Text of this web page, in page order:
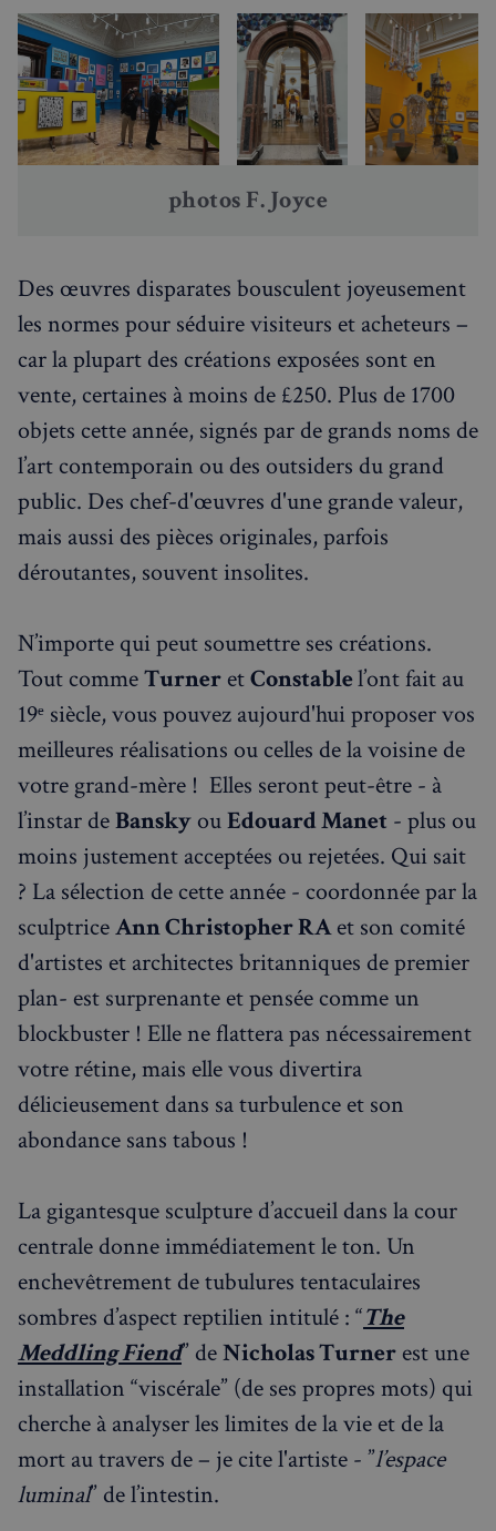
✨
Annuaire des professionnels
Visites guidées
Événements à venir
photos F. Joyce
Des œuvres disparates bousculent joyeusement
les normes pour séduire visiteurs et acheteurs –
car la plupart des créations exposées sont en
vente, certaines à moins de £250. Plus de 1700
objets cette année, signés par de grands noms de
l’art contemporain ou des outsiders du grand
public. Des chef-d'œuvres d'une grande valeur,
mais aussi des pièces originales, parfois
déroutantes, souvent insolites.
N’importe qui peut soumettre ses créations.
Tout commeTurner etConstablel’ont fait au
19ᵉ siècle, vous pouvez aujourd'hui proposer vos
meilleures réalisations ou celles de la voisine de
votre grand-mère ! Elles seront peut-être - à
l’instar deBansky ouEdouard Manet - plus ou
moins justement acceptées ou rejetées. Qui sait
? La sélection de cette année - coordonnée par la
sculptriceAnn Christopher RAet son comité
d'artistes et architectes britanniques de premier
plan- est surprenante et pensée comme un
blockbuster ! Elle ne flattera pas nécessairement
votre rétine, mais elle vous divertira
délicieusement dans sa turbulence et son
abondance sans tabous !
La gigantesque sculpture d’accueil dans la cour
centrale donne immédiatement le ton. Un
enchevêtrement de tubulures tentaculaires
sombres d’aspect reptilien intitulé : “The
Meddling Fiend” deNicholas Turner est une
installation “viscérale” (de ses propres mots) qui
cherche à analyser les limites de la vie et de la
mort au travers de – je cite l'artiste - ”l’espace
luminal” de l’intestin.